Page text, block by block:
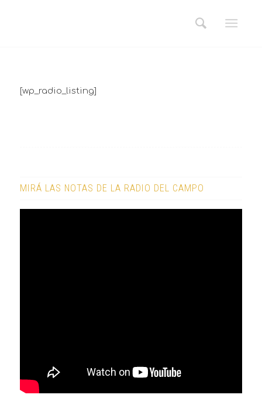
[wp_radio_listing]
MIRÁ LAS NOTAS DE LA RADIO DEL CAMPO